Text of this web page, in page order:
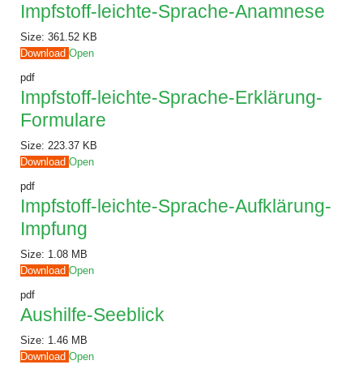
Impfstoff-leichte-Sprache-Anamnese
Size: 361.52 KB
Download Open
pdf
Impfstoff-leichte-Sprache-Erklärung-
Formulare
Size: 223.37 KB
Download Open
pdf
Impfstoff-leichte-Sprache-Aufklärung-
Impfung
Size: 1.08 MB
Download Open
pdf
Aushilfe-Seeblick
Size: 1.46 MB
Download Open